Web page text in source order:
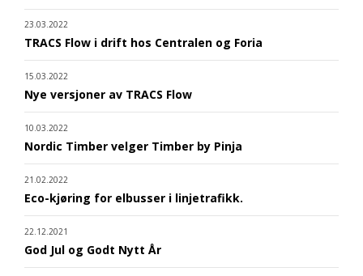
23.03.2022
TRACS Flow i drift hos Centralen og Foria
15.03.2022
Nye versjoner av TRACS Flow
10.03.2022
Nordic Timber velger Timber by Pinja
21.02.2022
Eco-kjøring for elbusser i linjetrafikk.
22.12.2021
God Jul og Godt Nytt År